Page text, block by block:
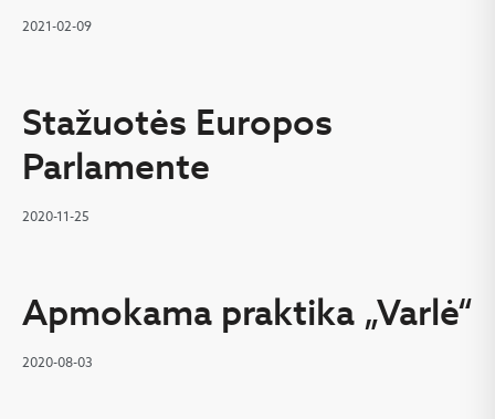
2021-02-09
Stažuotės Europos
Parlamente
2020-11-25
Apmokama praktika „Varlė“
2020-08-03